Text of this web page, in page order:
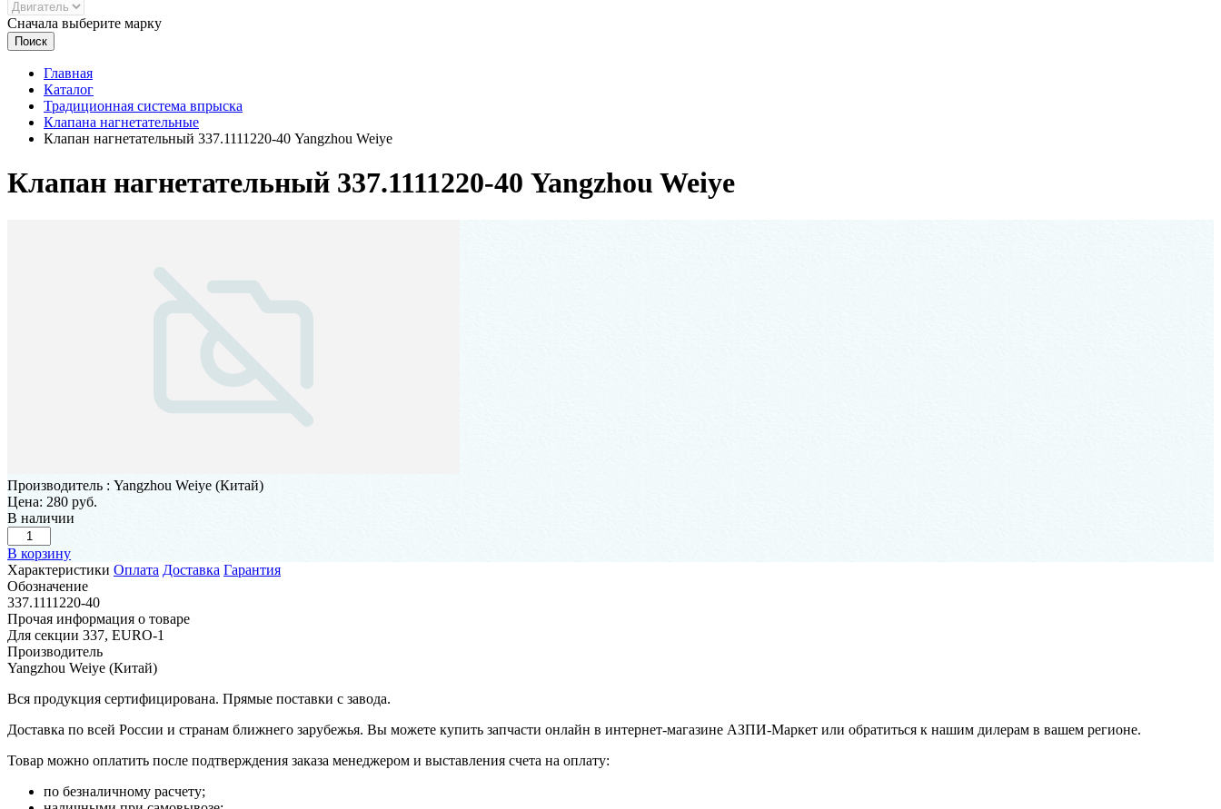
Сначала выберите марку
Поиск
Главная
Каталог
Традиционная система впрыска
Клапана нагнетательные
Клапан нагнетательный 337.1111220-40 Yangzhou Weiye
Клапан нагнетательный 337.1111220-40 Yangzhou Weiye
Производитель : Yangzhou Weiye (Китай)
Цена: 280 руб.
В наличии
В корзину
Характеристики Оплата Доставка Гарантия
Обозначение
337.1111220-40
Прочая информация о товаре
Для секции 337, EURO-1
Производитель
Yangzhou Weiye (Китай)
Вся продукция сертифицирована. Прямые поставки с завода.
Доставка по всей России и странам ближнего зарубежья. Вы можете купить запчасти онлайн в интернет-магазине АЗПИ-Маркет или обратиться к нашим дилерам в вашем регионе.
Товар можно оплатить после подтверждения заказа менеджером и выставления счета на оплату:
по безналичному расчету;